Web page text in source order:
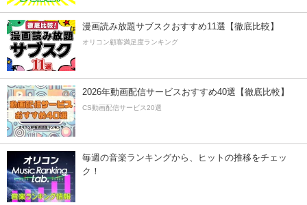
漫画読み放題サブスクおすすめ11選【徹底比較】
オリコン顧客満足度ランキング
2026年動画配信サービスおすすめ40選【徹底比較】
CS動画配信サービス20選
毎週の音楽ランキングから、ヒットの推移をチェッ
ク！